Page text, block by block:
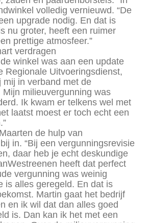
volledig vernieuwd. “De
upgrade nodig. En dat is
nu groter, heeft een ruimer
prettige atmosfeer.”
verdragen
winkel was aan een update
Regionale Uitvoeringsdienst,
mij in verband met de
Mijn milieuvergunning was
Ik kwam er telkens wel met
laatst moest er toch echt een
de hulp van
in. “Bij een vergunningsrevisie
daar heb je echt deskundige
heeft dat perfect
vergunning was weinig
is alles geregeld. En dat is
Martin gaat het bedrijf
en ik wil dat dan alles goed
is. Dan kan ik het met een